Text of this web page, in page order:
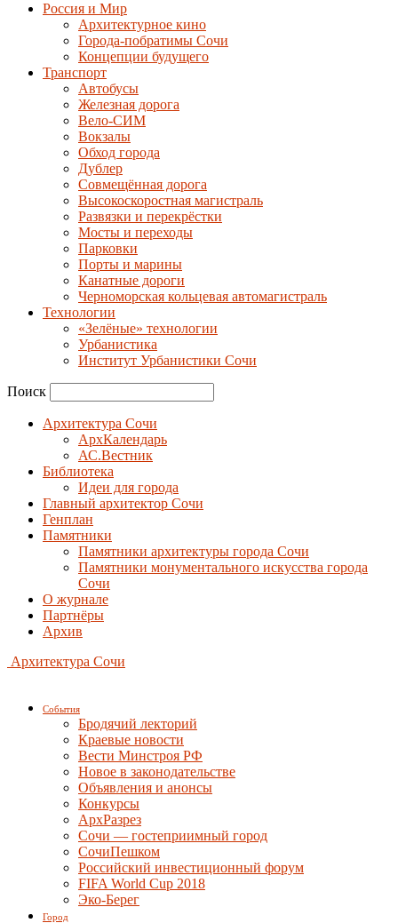
Россия и Мир
Архитектурное кино
Города-побратимы Сочи
Концепции будущего
Транспорт
Автобусы
Железная дорога
Вело-СИМ
Вокзалы
Обход города
Дублер
Совмещённая дорога
Высокоскоростная магистраль
Развязки и перекрёстки
Мосты и переходы
Парковки
Порты и марины
Канатные дороги
Черноморская кольцевая автомагистраль
Технологии
«Зелёные» технологии
Урбанистика
Институт Урбанистики Сочи
Поиск
Архитектура Сочи
АрхКалендарь
АС.Вестник
Библиотека
Идеи для города
Главный архитектор Сочи
Генплан
Памятники
Памятники архитектуры города Сочи
Памятники монументального искусства города
Сочи
О журнале
Партнёры
Архив
Архитектура Сочи
События
Бродячий лекторий
Краевые новости
Вести Минстроя РФ
Новое в законодательстве
Объявления и анонсы
Конкурсы
АрхРазрез
Сочи — гостеприимный город
СочиПешком
Российский инвестиционный форум
FIFA World Cup 2018
Эко-Берег
Город